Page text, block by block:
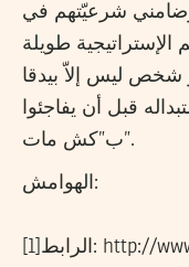
شرعيّتهم في
طويلة
شخص ليس إلاّ بيدقا
قبل أن يفاجئوا
ب”كش مات”.
الهوامش:
[1]الرابط: http://www.tap.info.tn/ar/index.php?